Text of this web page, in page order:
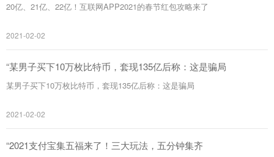
20亿、21亿、22亿！互联网APP2021的春节红包攻略来了
2021-02-02
“某男子买下10万枚比特币，套现135亿后称：这是骗局
某男子买下10万枚比特币，套现135亿后称：这是骗局
2021-02-02
“2021支付宝集五福来了！三大玩法，五分钟集齐